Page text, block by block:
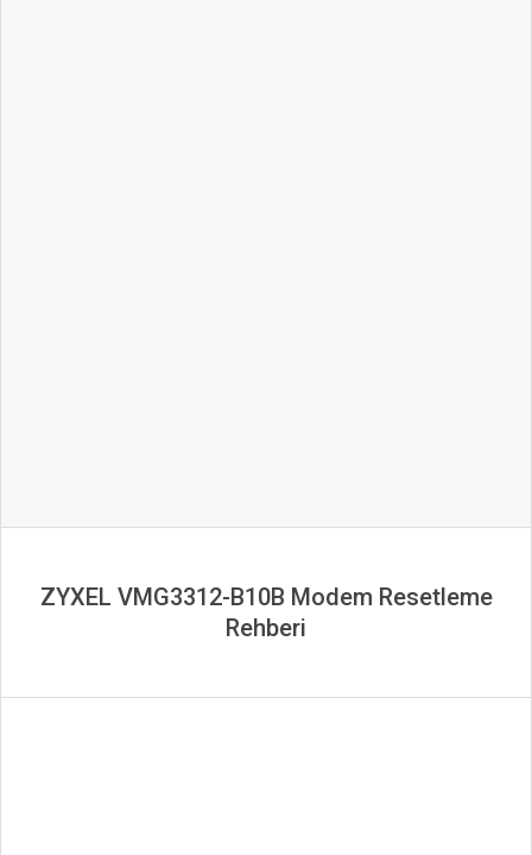
ZYXEL VMG3312-B10B Modem Resetleme
Rehberi